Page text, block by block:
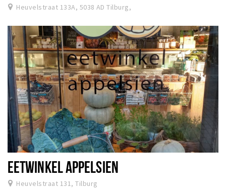
Heuvelstraat 133A, 5038 AD Tilburg,
EETWINKEL APPELSIEN
Heuvelstraat 131, Tilburg